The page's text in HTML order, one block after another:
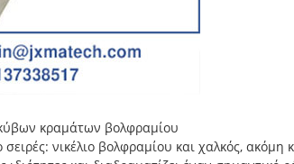
κραμάτων βολφραμίου
νικέλιο βολφραμίου και χαλκός, ακόμη